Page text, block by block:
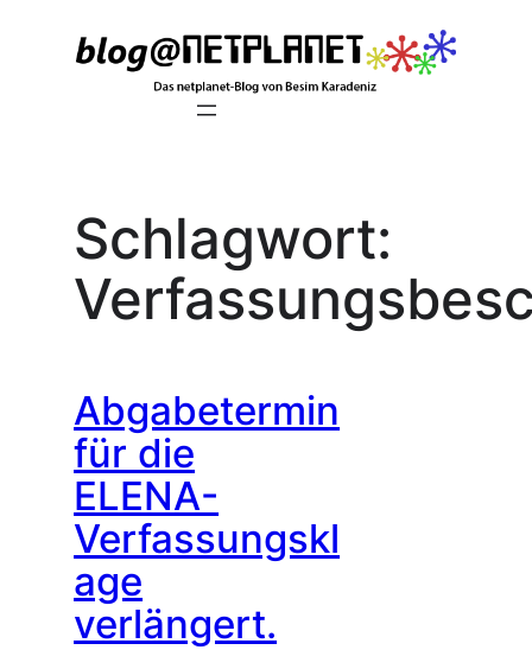
Schlagwort:
Abgabetermin
für die
ELENA-
Verfassungskl
age
verlängert.